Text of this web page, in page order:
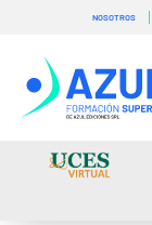
contenido
NOSOTROS